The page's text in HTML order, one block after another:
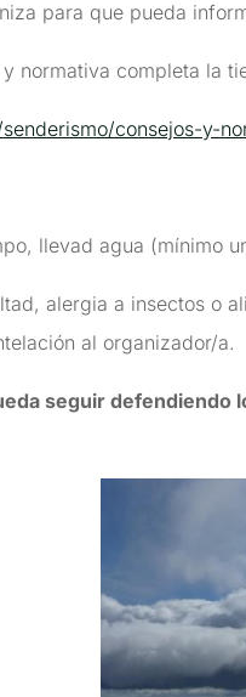
para que pueda
normativa completa la
consejos-y-
llevad agua (mínimo
alergia a insectos o
al organizador/a.
seguir